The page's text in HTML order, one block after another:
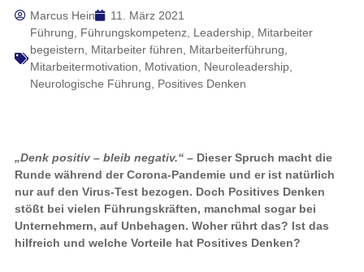
Marcus Hein
11. März 2021
Führung
Führungskompetenz, Leadership, Mitarbeiter
begeistern
Mitarbeiter führen Mitarbeiterführung
Mitarbeitermotivation
Motivation Neuroleadership,
Neurologische Führung
Positives Denken
„Denk positiv – bleib negativ.“– Dieser Spruch macht die
Runde während der Corona-Pandemie und er ist natürlich
nur auf den Virus-Test bezogen. Doch Positives Denken
stößt bei vielen Führungskräften, manchmal sogar bei
Unternehmern, auf Unbehagen. Woher rührt das? Ist das
hilfreich und welche Vorteile hat Positives Denken?